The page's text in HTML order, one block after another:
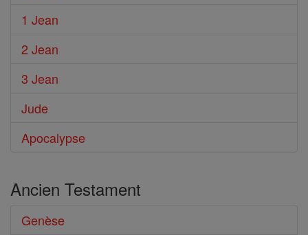
1 Jean
2 Jean
3 Jean
Jude
Apocalypse
Ancien Testament
Genèse